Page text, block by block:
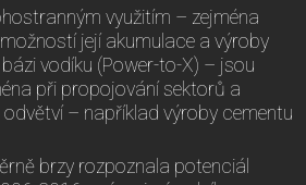
využitím – zejména
její akumulace a výroby
vodíku (Power-to-X) – jsou
při propojování sektorů a
– například výroby cementu
brzy rozpoznala potenciál